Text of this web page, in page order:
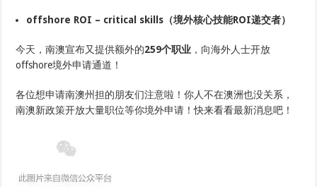
月
16
始，
居
住
在
offshore ROI – critical skills（境外核心技能ROI递交者）
今天，南澳宣布又提供额外的259个职业 ，向海外人士开放
offshore境外申请通道！
各位想申请南澳州担的朋友们注意啦！你人不在澳洲也没关系，
南澳新政策开放大量职位等你境外申请！快来看看最新消息吧！